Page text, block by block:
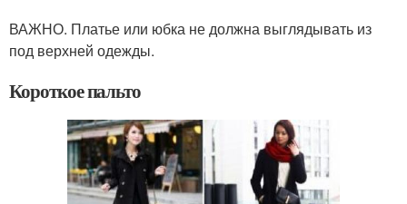
ВАЖНО. Платье или юбка не должна выглядывать из
под верхней одежды.
Короткое пальто